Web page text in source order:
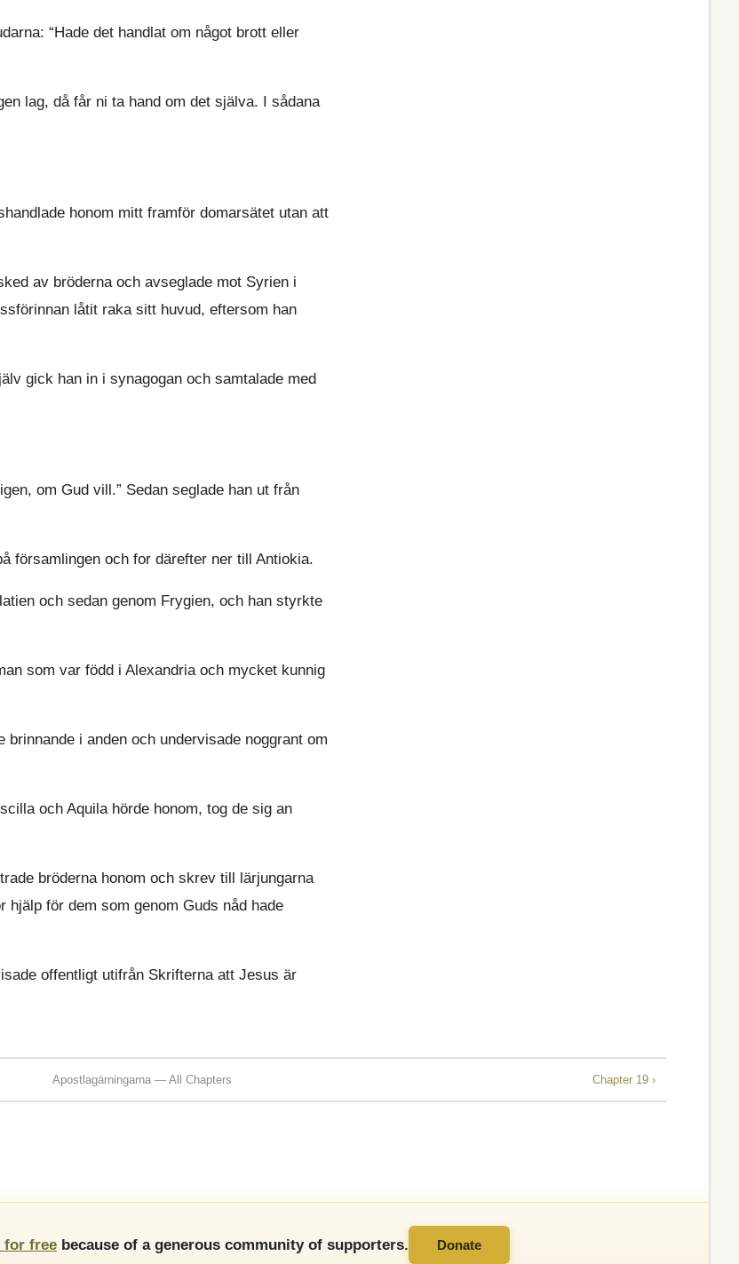
“Hade det handlat om något brott eller
lag, då får ni ta hand om det själva. I sådana
honom mitt framför domarsätet utan att
av bröderna och avseglade mot Syrien i
låtit raka sitt huvud, eftersom han
gick han in i synagogan och samtalade med
om Gud vill.” Sedan seglade han ut från
församlingen och for därefter ner till Antiokia.
och sedan genom Frygien, och han styrkte
som var född i Alexandria och mycket kunnig
i anden och undervisade noggrant om
och Aquila hörde honom, tog de sig an
bröderna honom och skrev till lärjungarna
för dem som genom Guds nåd hade
offentligt utifrån Skrifterna att Jesus är
Apostlagärningarna — All Chapters Chapter 19 ›
for free because of a generous community of supporters. Donate